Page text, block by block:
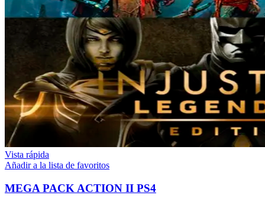
Vista rápida
Añadir a la lista de favoritos
MEGA PACK ACTION II PS4